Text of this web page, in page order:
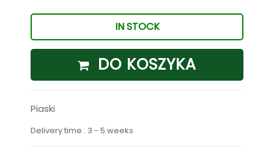
IN STOCK
DO KOSZYKA
Piaski
Delivery time : 3 - 5 weeks